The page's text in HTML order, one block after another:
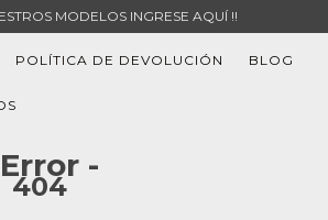
MODELOS INGRESE AQUÍ !!
POLÍTICA DE DEVOLUCIÓN BLOG
-
404